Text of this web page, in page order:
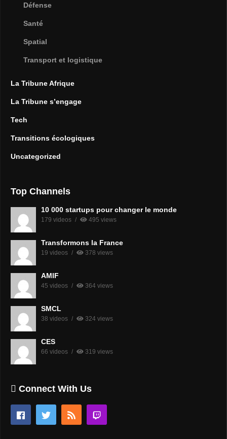
Défense
Santé
Spatial
Transport et logistique
La Tribune Afrique
La Tribune s’engage
Tech
Transitions écologiques
Uncategorized
Top Channels
10 000 startups pour changer le monde
179 videos 495 views
Transformons la France
19 videos 378 views
AMIF
45 videos 364 views
SMCL
38 videos 324 views
CES
66 videos 319 views
Connect With Us